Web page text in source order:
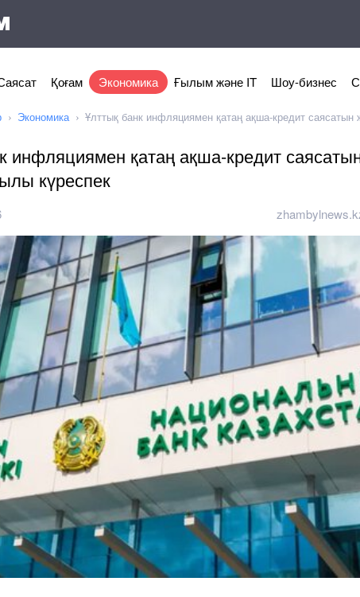
Қоғам Экономика Ғылым және IT Шоу-бизнес
Экономика Ұлттық банк инфляциямен қатаң ақша-кредит саясатын
инфляциямен қатаң ақша-кредит
күреспек